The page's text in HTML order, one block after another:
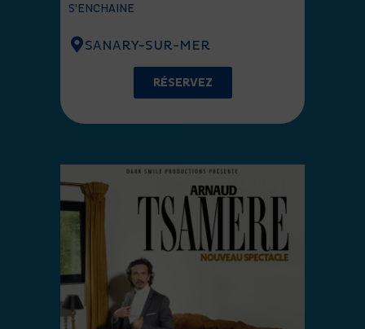
S'ENCHAINE
SANARY-SUR-MER
RÉSERVEZ